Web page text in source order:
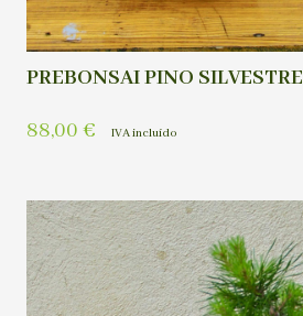
PREBONSAI PINO SILVESTRE
88,00 € IVA incluído